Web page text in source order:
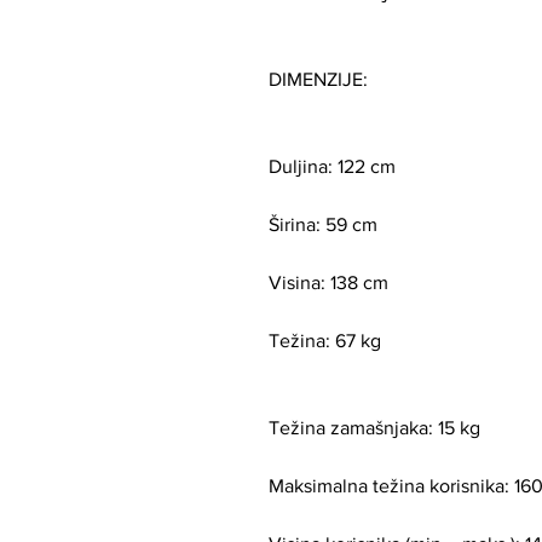
DIMENZIJE:
Duljina: 122 cm
Širina: 59 cm
Visina: 138 cm
Težina: 67 kg
Težina zamašnjaka: 15 kg
Maksimalna težina korisnika: